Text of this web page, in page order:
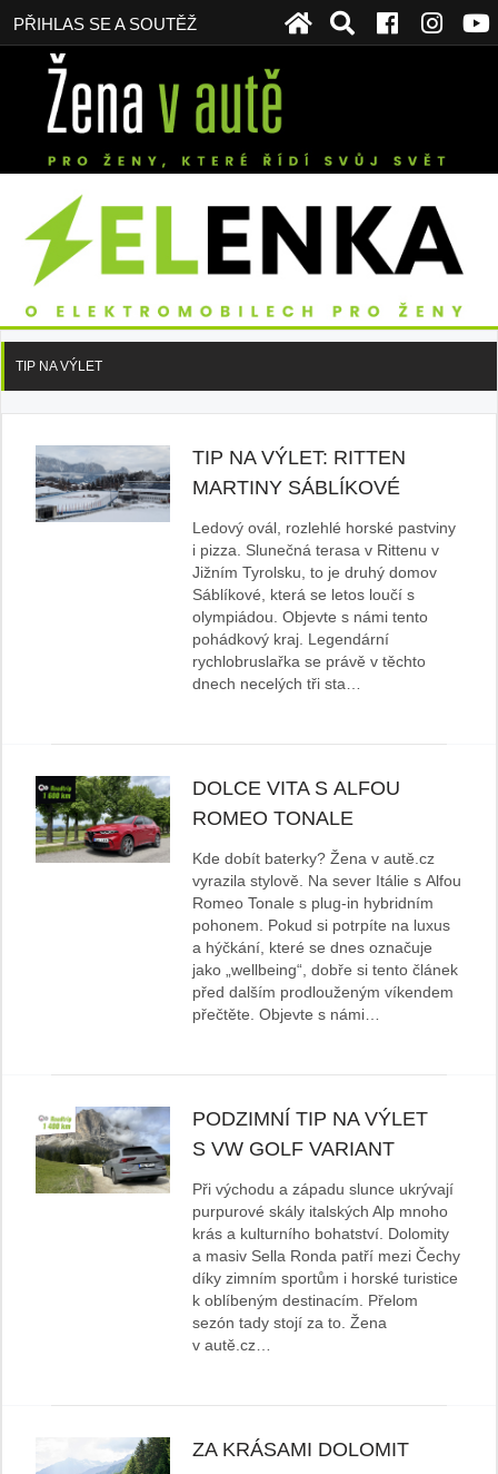
PŘIHLAS SE A SOUTĚŽ
TIP NA VÝLET
TIP NA VÝLET: RITTEN
MARTINY SÁBLÍKOVÉ
Ledový ovál, rozlehlé horské pastviny
i pizza. Slunečná terasa v Rittenu v
Jižním Tyrolsku, to je druhý domov
Sáblíkové, která se letos loučí s
olympiádou. Objevte s námi tento
pohádkový kraj. Legendární
rychlobruslařka se právě v těchto
dnech necelých tři sta…
DOLCE VITA S ALFOU
ROMEO TONALE
Kde dobít baterky? Žena v autě.cz
vyrazila stylově. Na sever Itálie s Alfou
Romeo Tonale s plug-in hybridním
pohonem. Pokud si potrpíte na luxus
a hýčkání, které se dnes označuje
jako „wellbeing“, dobře si tento článek
před dalším prodlouženým víkendem
přečtěte. Objevte s námi…
PODZIMNÍ TIP NA VÝLET
S VW GOLF VARIANT
Při východu a západu slunce ukrývají
purpurové skály italských Alp mnoho
krás a kulturního bohatství. Dolomity
a masiv Sella Ronda patří mezi Čechy
díky zimním sportům i horské turistice
k oblíbeným destinacím. Přelom
sezón tady stojí za to. Žena
v autě.cz…
ZA KRÁSAMI DOLOMIT